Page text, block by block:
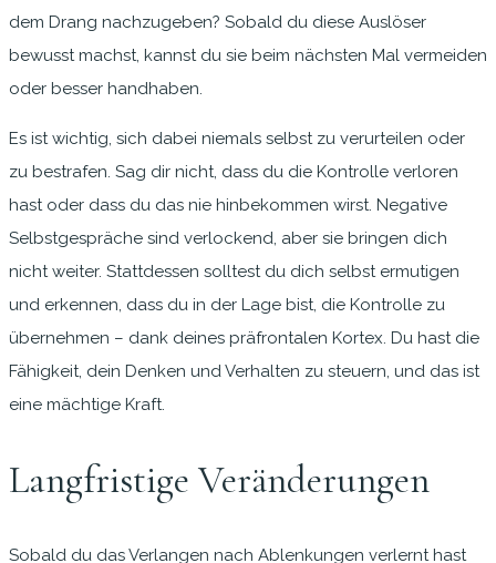
dem Drang nachzugeben? Sobald du diese Auslöser
bewusst machst, kannst du sie beim nächsten Mal vermeiden
oder besser handhaben.
Es ist wichtig, sich dabei niemals selbst zu verurteilen oder
zu bestrafen. Sag dir nicht, dass du die Kontrolle verloren
hast oder dass du das nie hinbekommen wirst. Negative
Selbstgespräche sind verlockend, aber sie bringen dich
nicht weiter. Stattdessen solltest du dich selbst ermutigen
und erkennen, dass du in der Lage bist, die Kontrolle zu
übernehmen – dank deines präfrontalen Kortex. Du hast die
Fähigkeit, dein Denken und Verhalten zu steuern, und das ist
eine mächtige Kraft.
Langfristige Veränderungen
Sobald du das Verlangen nach Ablenkungen verlernt hast